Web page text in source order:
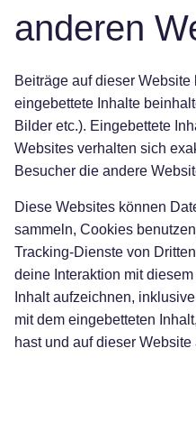
anderen
Beiträge auf dieser Website
eingebettete Inhalte
Bilder etc.). Eingebettete
Websites verhalten sich
Besucher die andere
Diese Websites können
sammeln, Cookies
Tracking-Dienste von
deine Interaktion mit
Inhalt aufzeichnen,
mit dem eingebetteten
hast und auf dieser